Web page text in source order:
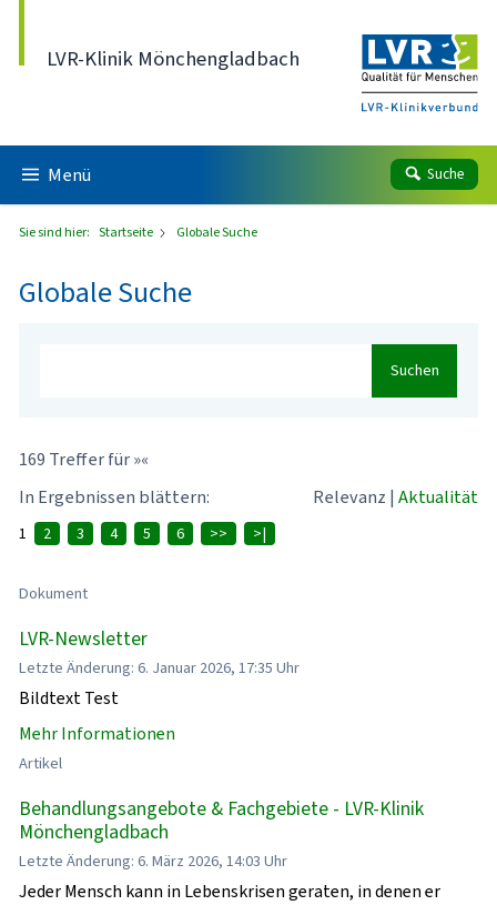
LVR-Klinik Mönchengladbach
Menü Suche
Sie sind hier: Startseite Globale Suche
Globale Suche
Suchen
169 Treffer für »«
In Ergebnissen blättern:
Relevanz | Aktualität
1 2 3 4 5 6 >> >|
Dokument
LVR-Newsletter
Letzte Änderung: 6. Januar 2026, 17:35 Uhr
Bildtext Test
Mehr Informationen
Artikel
Behandlungsangebote & Fachgebiete - LVR-Klinik
Mönchengladbach
Letzte Änderung: 6. März 2026, 14:03 Uhr
Jeder Mensch kann in Lebenskrisen geraten, in denen er